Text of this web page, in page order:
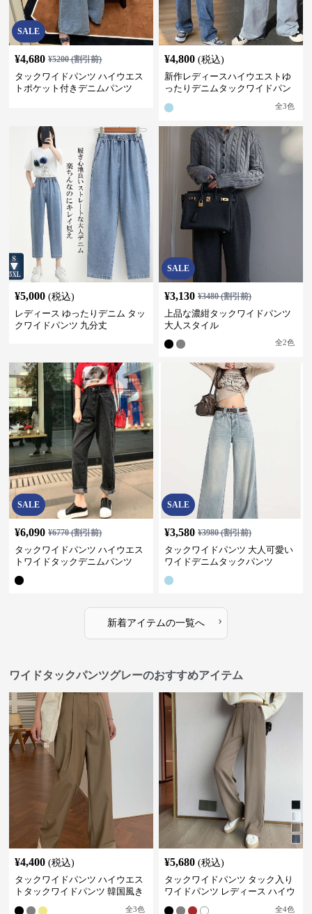
SALE
¥4,680 ¥5200(割引前)
タックワイドパンツ ハイウエス
トポケット付きデニムパンツ
¥4,800 (税込)
新作レディースハイウエストゆ
ったりデニムタックワイドパン
全3色
¥5,000 (税込)
レディース ゆったりデニム タッ
クワイドパンツ 九分丈
SALE
¥3,130 ¥3480(割引前)
上品な濃紺タックワイドパンツ
大人スタイル
全2色
SALE
¥6,090 ¥6770(割引前)
タックワイドパンツ ハイウエス
トワイドタックデニムパンツ
SALE
¥3,580 ¥3980(割引前)
タックワイドパンツ 大人可愛い
ワイドデニムタックパンツ
新着アイテムの一覧へ ›
ワイドタックパンツグレーのおすすめアイテム
¥4,400 (税込)
タックワイドパンツ ハイウエス
トタックワイドパンツ 韓国風き
全3色
¥5,680 (税込)
タックワイドパンツ タック入り
ワイドパンツ レディース ハイウ
全4色